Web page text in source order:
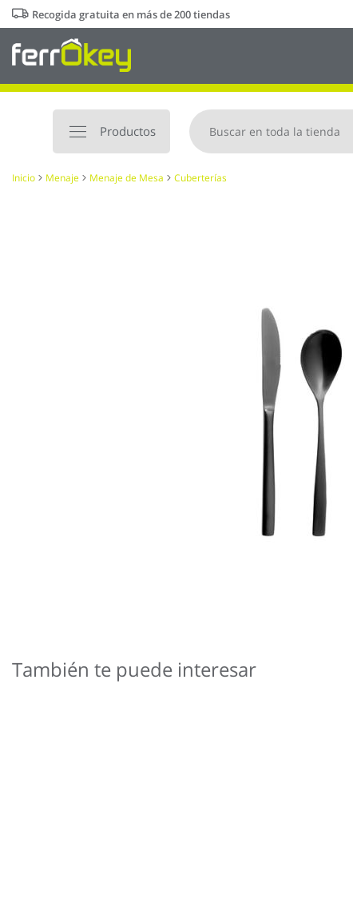
Ir
al
contenido
Recogida gratuita en más de 200 tiendas
Productos
Inicio Menaje Menaje de Mesa Cuberterías
al
comienzo
También te puede interesar